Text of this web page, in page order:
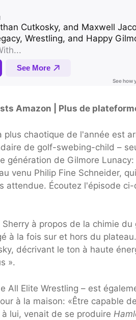
Amazon | Plus de
chaotique de l'année est
de golf-swebing-child –
de Gilmore Lunacy:
venu Philip Fine Schneider,
attendue. Écoutez l'épisode
à propos de la chimie
à la fois sur et hors du
décrivant le ton à haute
».
All Elite Wrestling – est
à la maison: «Être capable
lui, venait de se produire